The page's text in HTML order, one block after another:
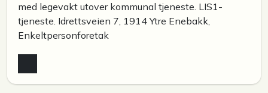
med legevakt utover kommunal tjeneste. LIS1-
tjeneste. Idrettsveien 7, 1914 Ytre Enebakk,
Enkeltpersonforetak